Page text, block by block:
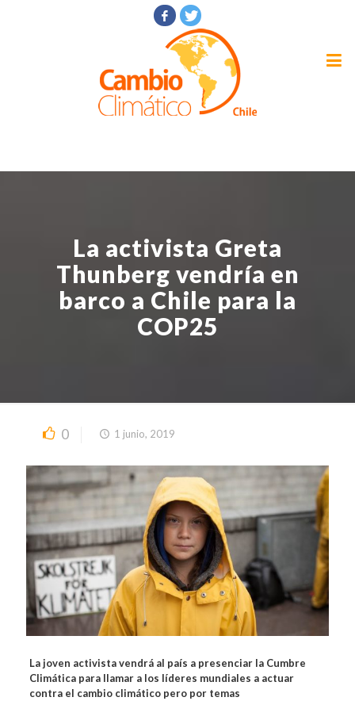
La activista Greta
Thunberg vendría en
barco a Chile para la
COP25
0 1 junio, 2019
La joven activista vendrá al país a presenciar la Cumbre
Climática para llamar a los líderes mundiales a actuar
contra el cambio climático pero por temas